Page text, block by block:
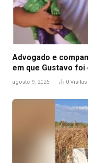
Advogado e
em que Gustavo
agosto 9, 2026 0 Visitas